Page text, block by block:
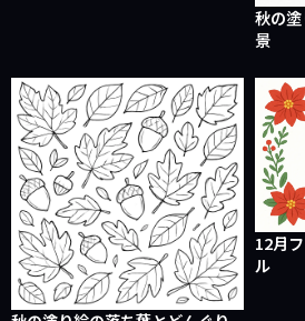
秋の
景
12月
ル